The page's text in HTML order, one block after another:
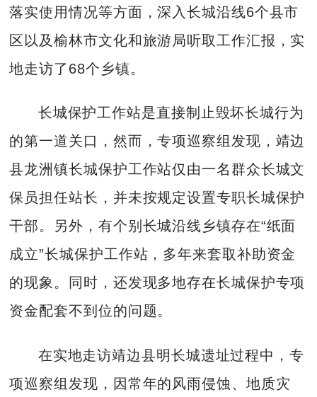
落实使用情况等方面，深入长城沿线6个县市
区以及榆林市文化和旅游局听取工作汇报，实
地走访了68个乡镇。
长城保护工作站是直接制止毁坏长城行为
的第一道关口，然而，专项巡察组发现，靖边
县龙洲镇长城保护工作站仅由一名群众长城文
保员担任站长，并未按规定设置专职长城保护
干部。另外，有个别长城沿线乡镇存在“纸面
成立”长城保护工作站，多年来套取补助资金
的现象。同时，还发现多地存在长城保护专项
资金配套不到位的问题。
在实地走访靖边县明长城遗址过程中，专
项巡察组发现，因常年的风雨侵蚀、地质灾